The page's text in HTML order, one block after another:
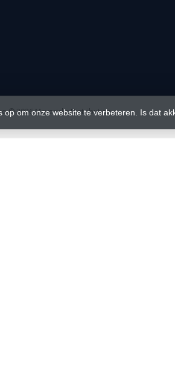
op om onze website te verbeteren. Is dat
© 2026 Mavericks Distribution